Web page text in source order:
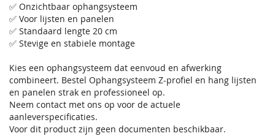
✅ Onzichtbaar ophangsysteem
✅ Voor lijsten en panelen
✅ Standaard lengte 20 cm
✅ Stevige en stabiele montage
Kies een ophangsysteem dat eenvoud en afwerking
combineert. Bestel Ophangsysteem Z-profiel en hang lijsten
en panelen strak en professioneel op.
Neem contact met ons op voor de actuele
aanleverspecificaties.
Voor dit product zijn geen documenten beschikbaar.